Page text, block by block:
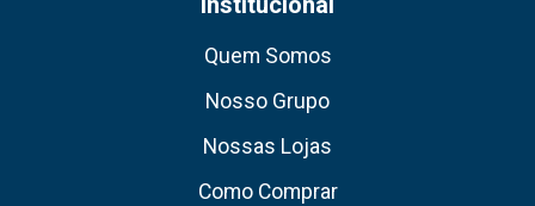
Quem Somos
Nosso Grupo
Nossas Lojas
Como Comprar